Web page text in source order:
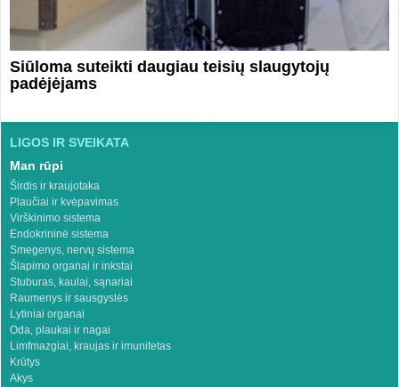
Siūloma suteikti daugiau teisių slaugytojų
padėjėjams
LIGOS IR SVEIKATA
Man rūpi
Širdis ir kraujotaka
Plaučiai ir kvėpavimas
Virškinimo sistema
Endokrininė sistema
Smegenys, nervų sistema
Šlapimo organai ir inkstai
Stuburas, kaulai, sąnariai
Raumenys ir sausgyslės
Lytiniai organai
Oda, plaukai ir nagai
Limfmazgiai, kraujas ir imunitetas
Krūtys
Akys